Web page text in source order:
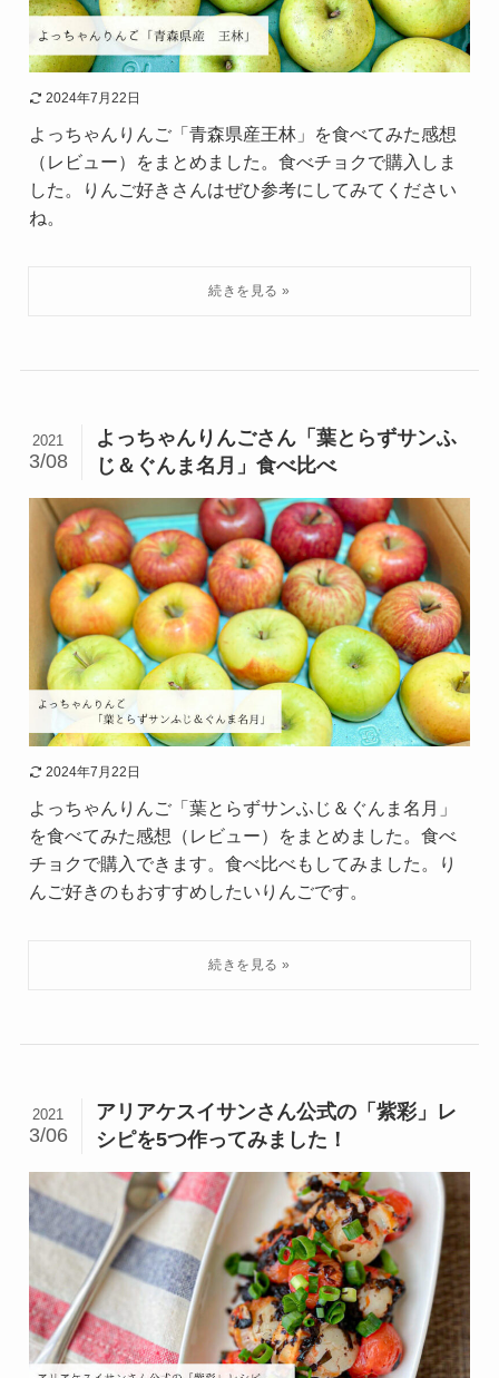
2024年7月22日
よっちゃんりんご「青森県産王林」を食べてみた感想
（レビュー）をまとめました。食べチョクで購入しま
した。りんご好きさんはぜひ参考にしてみてください
ね。
よっちゃんりんごさん「葉とらずサンふ
じ＆ぐんま名月」食べ比べ
2021
3/08
2024年7月22日
よっちゃんりんご「葉とらずサンふじ＆ぐんま名月」
を食べてみた感想（レビュー）をまとめました。食べ
チョクで購入できます。食べ比べもしてみました。り
んご好きのもおすすめしたいりんごです。
アリアケスイサンさん公式の「紫彩」レ
シピを5つ作ってみました！
2021
3/06